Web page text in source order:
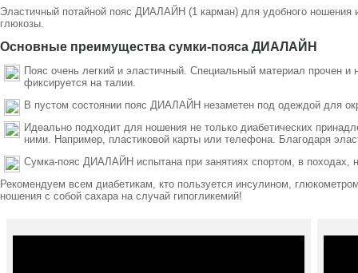
Эластичный потайной пояс ДИАЛАЙН (1 карман) для удобного ношения
глюкозы.
Основные преимущества сумки-пояса ДИАЛАЙН
Пояс очень легкий и эластичный. Специальный материал прочен и
фиксируется на талии.
В пустом состоянии пояс ДИАЛАЙН незаметен под одеждой для
Идеально подходит для ношения не только диабетических
ними. Например, пластиковой карты или телефона. Благодаря
Сумка-пояс ДИАЛАЙН испытана при занятиях спортом, в походах,
Рекомендуем всем диабетикам, кто пользуется инсулином,
ношения с собой сахара на случай гипогликемий!